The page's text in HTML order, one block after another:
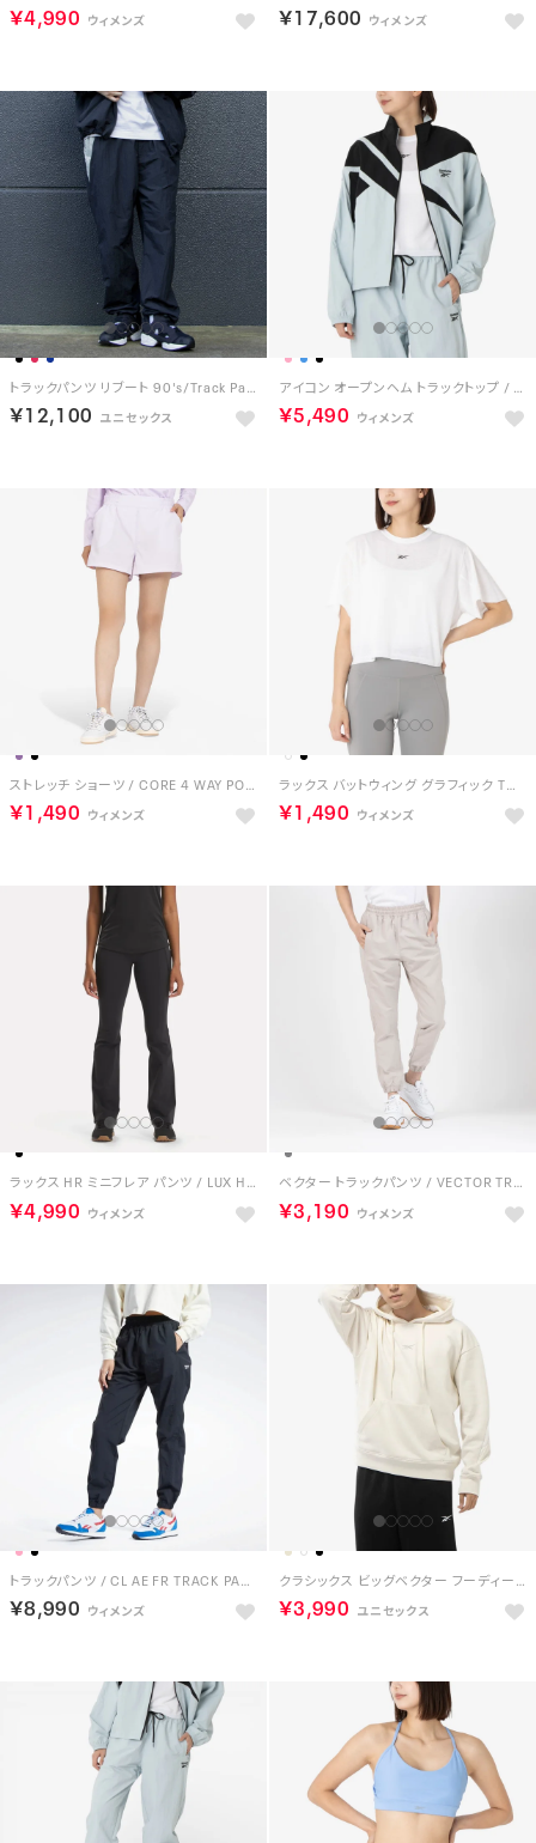
￥4,990 ￥17,600
トラックパンツ リブート 90's/Track Pants REBOOT 90’s （BLACK）
￥12,100
アイコン オープンヘム トラックトップ / WOMEN'S ICON OPEN HEM TRACKTOP （ブルー）
￥5,490
ストレッチ ショーツ / CORE 4 WAY POCKETED STRETCH SHORT （ペールパープル）
￥1,490
ラックス バットウィング グラフィック Tシャツ / LUX BATWING GRAPHIC T-SHIRT （ホワイト）
￥1,490
ラックス HR ミニフレア パンツ / LUX HR MINI-FLARE PANT （ブラック）
￥4,990
ベクター トラックパンツ / VECTOR TRACK PANT （ヘイジーグレー）
￥3,190
トラックパンツ / CL AE FR TRACK PANTS（ナイトブラック）
￥8,990
クラシックス ビッグベクター フーディー / Classics Vector Hoodie （ホワイト）
￥3,990